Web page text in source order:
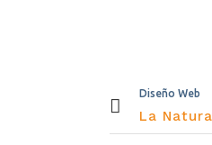
Diseño Web
La